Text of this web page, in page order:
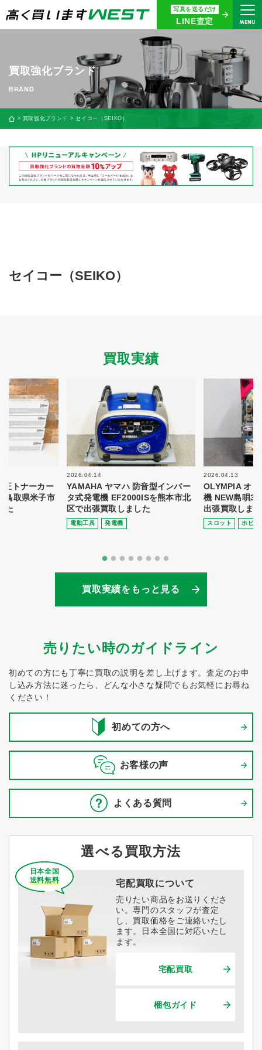
写真を送るだけ
LINE査定 MENU
まずはお気軽にお問い合わせ・
査定をご依頼ください
買取専用ダイヤル
0120-914-094
9:00〜18:30(年中無休)
24時間365日受付
買取に関する質問や相談もすぐにできて便利
簡単操作！LINE査定
新着情報
プライバシーポリシー
規約・同意書
本人確認書類アップロード
梱包
ガイド
法人の
お客様へ
買取強化ブランド
買取強化ブランド セイコー（SEIKO）
セイコー（SEIKO）
買取実績
トナーカー
鳥取県米子市
た
2026.04.14
YAMAHA ヤマハ 防音型インバー
タ式発電機 EF2000ISを熊本市北
区で出張買取しました
電動⼯具 発電機
2026.04.13
OLYMPIA オ
機 NEW島唄
出張買取しま
スロット ホビー
買取実績をもっと見る
売りたい時のガイドライン
初めての方にも丁寧に買取の説明を差し上げます。査定のお申
し込み方法に迷ったら、どんな小さな疑問でもお気軽にお尋ね
ください！
初めての方へ
お客様の声
よくある質問
選べる買取方法
宅配買取について
日本全国
送料無料
売りたい商品をお送りくださ
い。専門のスタッフが査定
し、買取価格をご連絡いたし
ます。日本全国に対応いたし
ます。
宅配買取
梱包ガイド